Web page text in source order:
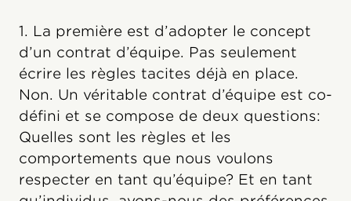
1. La première est d’adopter le concept
d’un contrat d’équipe. Pas seulement
écrire les règles tacites déjà en place.
Non. Un véritable contrat d’équipe est co-
défini et se compose de deux questions:
Quelles sont les règles et les
comportements que nous voulons
respecter en tant qu’équipe? Et en tant